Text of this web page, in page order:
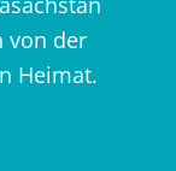
von der
Heimat.